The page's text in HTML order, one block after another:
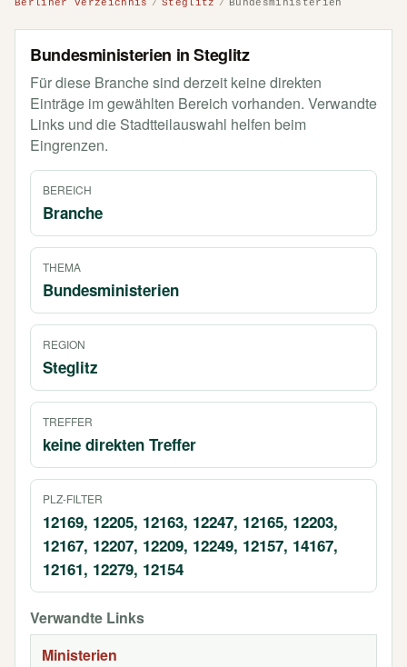
Berliner Verzeichnis Steglitz Bundesministerien
Bundesministerien in Steglitz
Für diese Branche sind derzeit keine direkten
Einträge im gewählten Bereich vorhanden. Verwandte
Links und die Stadtteilauswahl helfen beim
Eingrenzen.
BEREICH
Branche
THEMA
Bundesministerien
REGION
Steglitz
TREFFER
keine direkten Treffer
PLZ-FILTER
12169, 12205, 12163, 12247, 12165, 12203,
12167, 12207, 12209, 12249, 12157, 14167,
12161, 12279, 12154
Verwandte Links
Ministerien